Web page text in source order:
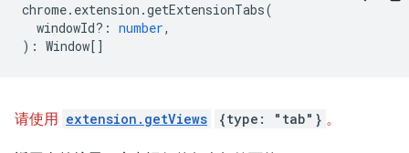
chrome. extension .getExtensionTabs(
windowId? : number,
) : Window[]
请使用 extension.getViews {type: "tab"} 。